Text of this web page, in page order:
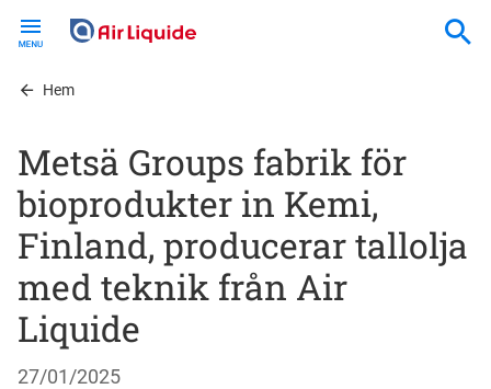
contentHem
Metsä Groups fabrik för
bioprodukter in Kemi,
Finland, producerar tallolja
med teknik från Air
Liquide
27/01/2025